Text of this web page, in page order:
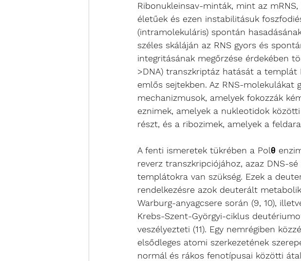
Ribonukleinsav-minták, mint az
életűek és ezen instabilitásuk
(intramolekuláris) spontán
széles skáláján az RNS gyors és
integritásának megőrzése érdekében
>DNA) transzkriptáz hatását a templát
emlős sejtekben. Az RNS-
mechanizmusok, amelyek fokozzák
eznimek, amelyek a nukleotidok
részt, és a ribozimek, amelyek a
A fenti ismeretek tükrében a Polθ
reverz transzkripciójához, azaz DNS-
templátokra van szükség. Ezek a
rendelkezésre azok deuterált
Warburg-anyagcsere során (9, 10),
Krebs-Szent-Györgyi-ciklus
veszélyezteti (11). Egy nemrégiben
elsődleges atomi szerkezetének
normál és rákos fenotípusai közötti